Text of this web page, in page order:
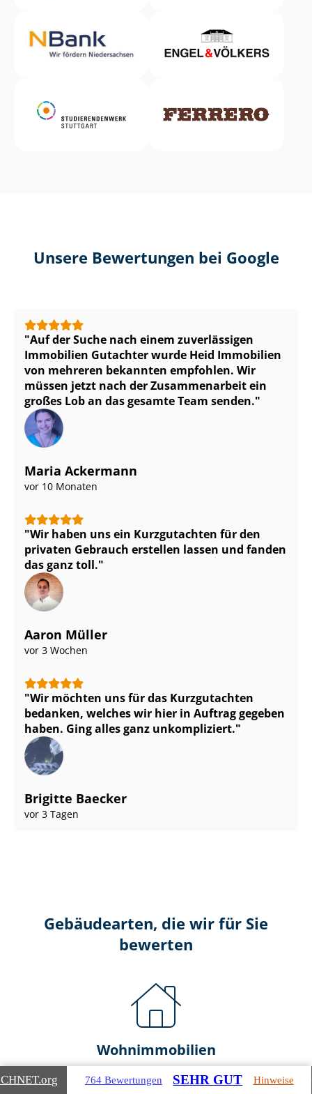
Unsere Bewertungen bei Google
Auf der Suche nach einem zuverlässigen
Immobilien Gutachter wurde Heid Immobilien
von mehreren bekannten empfohlen. Wir
müssen jetzt nach der Zusammenarbeit ein
großes Lob an das gesamte Team senden.
Maria Ackermann
vor 10 Monaten
Wir haben uns ein Kurzgutachten für den
privaten Gebrauch erstellen lassen und fanden
das ganz toll.
Aaron Müller
vor 3 Wochen
Wir möchten uns für das Kurzgutachten
bedanken, welches wir hier in Auftrag gegeben
haben. Ging alles ganz unkompliziert.
Brigitte Baecker
vor 3 Tagen
Gebäudearten, die wir für Sie
bewerten
Wohnimmobilien
Ein- und Zwei­fa­mi­li­en­häu­ser
.org 764 Bewertungen SEHR GUT Hinweise